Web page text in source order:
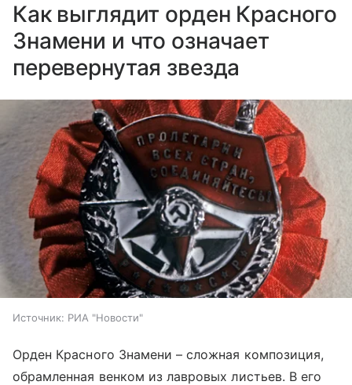
Как выглядит орден Красного
Знамени и что означает
перевернутая звезда
Источник: РИА "Новости"
Орден Красного Знамени – сложная композиция,
обрамленная венком из лавровых листьев. В его